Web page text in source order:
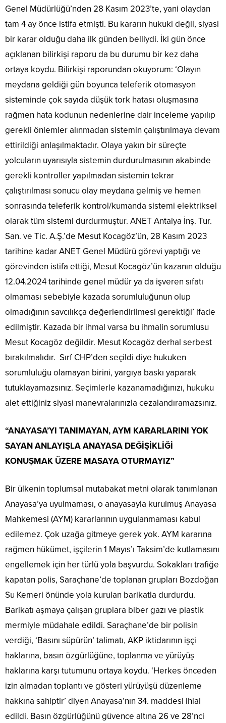
Genel Müdürlüğü’nden 28 Kasım 2023’te, yani olaydan
tam 4 ay önce istifa etmişti. Bu kararın hukuki değil, siyasi
bir karar olduğu daha ilk günden belliydi. İki gün önce
açıklanan bilirkişi raporu da bu durumu bir kez daha
ortaya koydu. Bilirkişi raporundan okuyorum: ‘Olayın
meydana geldiği gün boyunca teleferik otomasyon
sisteminde çok sayıda düşük tork hatası oluşmasına
rağmen hata kodunun nedenlerine dair inceleme yapılıp
gerekli önlemler alınmadan sistemin çalıştırılmaya devam
ettirildiği anlaşılmaktadır. Olaya yakın bir süreçte
yolcuların uyarısıyla sistemin durdurulmasının akabinde
gerekli kontroller yapılmadan sistemin tekrar
çalıştırılması sonucu olay meydana gelmiş ve hemen
sonrasında teleferik kontrol/kumanda sistemi elektriksel
olarak tüm sistemi durdurmuştur. ANET Antalya İnş. Tur.
San. ve Tic. A.Ş.’de Mesut Kocagöz’ün, 28 Kasım 2023
tarihine kadar ANET Genel Müdürü görevi yaptığı ve
görevinden istifa ettiği, Mesut Kocagöz’ün kazanın olduğu
12.04.2024 tarihinde genel müdür ya da işveren sıfatı
olmaması sebebiyle kazada sorumluluğunun olup
olmadığının savcılıkça değerlendirilmesi gerektiği’ ifade
edilmiştir. Kazada bir ihmal varsa bu ihmalin sorumlusu
Mesut Kocagöz değildir. Mesut Kocagöz derhal serbest
bırakılmalıdır. Sırf CHP’den seçildi diye hukuken
sorumluluğu olamayan birini, yargıya baskı yaparak
tutuklayamazsınız. Seçimlerle kazanamadığınızı, hukuku
alet ettiğiniz siyasi manevralarınızla cezalandıramazsınız.
“ANAYASA’YI TANIMAYAN, AYM KARARLARINI YOK
SAYAN ANLAYIŞLA ANAYASA DEĞİŞİKLİĞİ
KONUŞMAK ÜZERE MASAYA OTURMAYIZ”
Bir ülkenin toplumsal mutabakat metni olarak tanımlanan
Anayasa’ya uyulmaması, o anayasayla kurulmuş Anayasa
Mahkemesi (AYM) kararlarının uygulanmaması kabul
edilemez. Çok uzağa gitmeye gerek yok. AYM kararına
rağmen hükümet, işçilerin 1 Mayıs’ı Taksim’de kutlamasını
engellemek için her türlü yola başvurdu. Sokakları trafiğe
kapatan polis, Saraçhane’de toplanan grupları Bozdoğan
Su Kemeri önünde yola kurulan barikatla durdurdu.
Barikatı aşmaya çalışan gruplara biber gazı ve plastik
mermiyle müdahale edildi. Saraçhane’de bir polisin
verdiği, ‘Basını süpürün’ talimatı, AKP iktidarının işçi
haklarına, basın özgürlüğüne, toplanma ve yürüyüş
haklarına karşı tutumunu ortaya koydu. ‘Herkes önceden
izin almadan toplantı ve gösteri yürüyüşü düzenleme
hakkına sahiptir’ diyen Anayasa’nın 34. maddesi ihlal
edildi. Basın özgürlüğünü güvence altına 26 ve 28’nci